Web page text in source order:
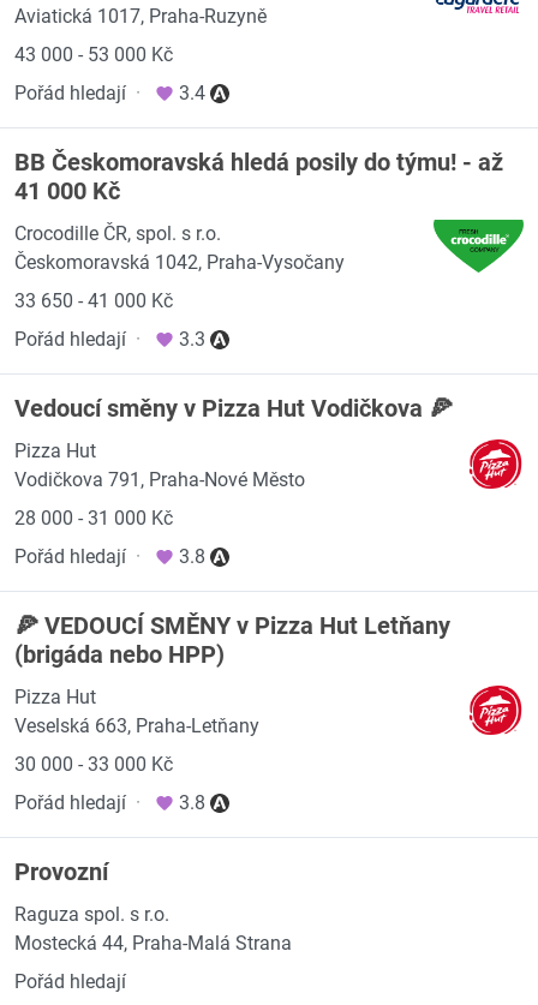
Aviatická 1017, Praha-Ruzyně
43 000 - 53 000 Kč
Pořád hledají · 3.4
BB Českomoravská hledá posily do týmu! - až
41 000 Kč
Crocodille ČR, spol. s r.o.
Českomoravská 1042, Praha-Vysočany
33 650 - 41 000 Kč
Pořád hledají · 3.3
Vedoucí směny v Pizza Hut Vodičkova 🍕
Pizza Hut
Vodičkova 791, Praha-Nové Město
28 000 - 31 000 Kč
Pořád hledají · 3.8
🍕 VEDOUCÍ SMĚNY v Pizza Hut Letňany
(brigáda nebo HPP)
Pizza Hut
Veselská 663, Praha-Letňany
30 000 - 33 000 Kč
Pořád hledají · 3.8
Provozní
Raguza spol. s r.o.
Mostecká 44, Praha-Malá Strana
Pořád hledají